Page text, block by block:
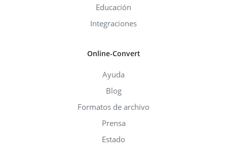
Educación
Integraciones
Online-Convert
Ayuda
Blog
Formatos de archivo
Prensa
Estado